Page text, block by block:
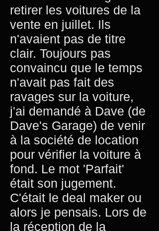
retirer les voitures de la
vente en juillet. Ils
n'avaient pas de titre
clair. Toujours pas
convaincu que le temps
n'avait pas fait des
ravages sur la voiture,
j'ai demandé à Dave (de
Dave's Garage) de venir
à la société de location
pour vérifier la voiture à
fond. Le mot 'Parfait'
était son jugement.
C'était le deal maker ou
alors je pensais. Lors de
la réception de la